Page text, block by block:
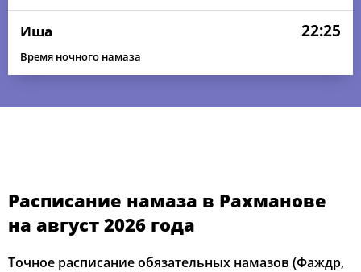
Иша 22:25
Время ночного намаза
Расписание намаза в Рахманове
на август 2026 года
Точное расписание обязательных намазов (Фаждр,